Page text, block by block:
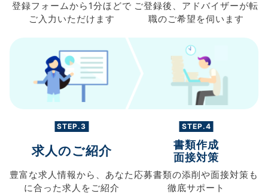
登録フォームから 1分ほどで
ご入力 いただけます
ご登録後、 アドバイザーが転
職のご希望を伺います
STEP.3
求人のご紹介
豊富な求人情報から、 あなた
に合った求人を ご紹介
STEP.4
書類作成
面接対策
応募書類の添削や面接対策も
徹底サポート